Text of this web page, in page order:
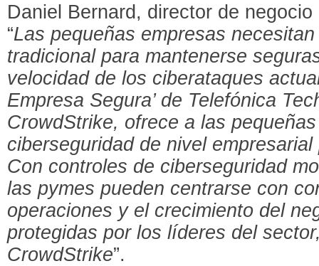
Daniel Bernard, director de
“Las pequeñas empresas
tradicional para mantenerse
velocidad de los ciberataques
Empresa Segura’ de Telefónica
CrowdStrike, ofrece a las
ciberseguridad de nivel
Con controles de ciberseguridad
las pymes pueden centrarse con
operaciones y el crecimiento del
protegidas por los líderes del
CrowdStrike”.